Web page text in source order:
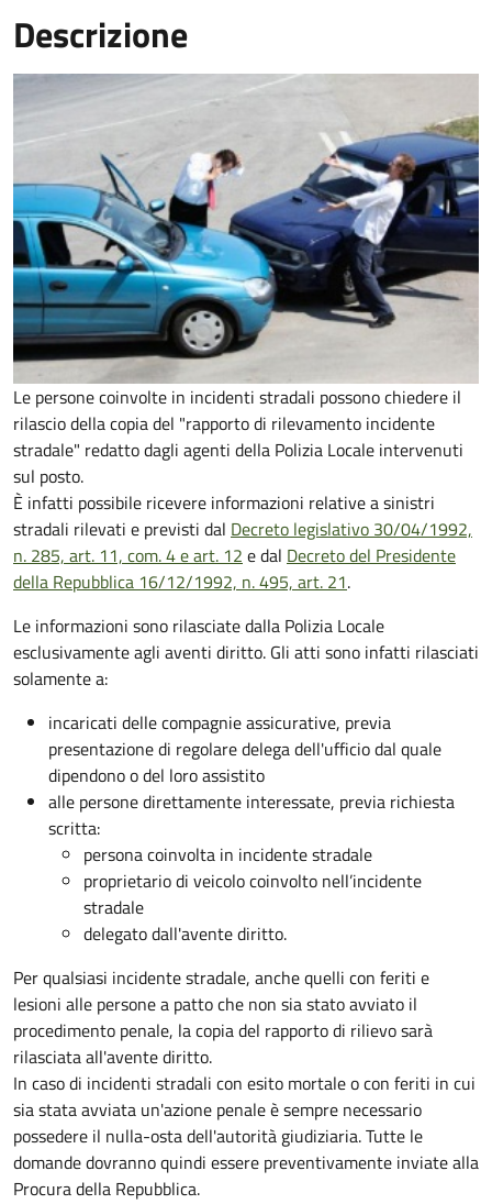
Descrizione
Le persone coinvolte in incidenti stradali possono chiedere il
rilascio della copia del "rapporto di rilevamento incidente
stradale" redatto dagli agenti della Polizia Locale intervenuti
sul posto.
È infatti possibile ricevere informazioni relative a sinistri
stradali rilevati e previsti dal Decreto legislativo 30/04/1992,
n. 285, art. 11, com. 4 e art. 12 e dal Decreto del Presidente
della Repubblica 16/12/1992, n. 495, art. 21.
Le informazioni sono rilasciate dalla Polizia Locale
esclusivamente agli aventi diritto. Gli atti sono infatti rilasciati
solamente a:
incaricati delle compagnie assicurative, previa
presentazione di regolare delega dell'ufficio dal quale
dipendono o del loro assistito
alle persone direttamente interessate, previa richiesta
scritta:
persona coinvolta in incidente stradale
proprietario di veicolo coinvolto nell’incidente
stradale
delegato dall'avente diritto.
Per qualsiasi incidente stradale, anche quelli con feriti e
lesioni alle persone a patto che non sia stato avviato il
procedimento penale, la copia del rapporto di rilievo sarà
rilasciata all'avente diritto.
In caso di incidenti stradali con esito mortale o con feriti in cui
sia stata avviata un'azione penaleè sempre necessario
possedere il nulla-osta dell'autorità giudiziaria. Tutte le
domande dovranno quindi essere preventivamente inviate alla
Procura della Repubblica.